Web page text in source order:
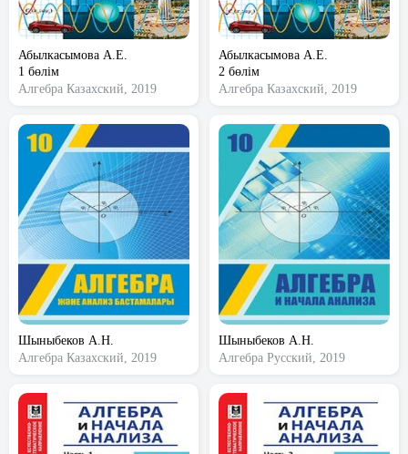
Абылкасымова А.Е.
1 бөлім
Алгебра Казахский, 2019
Абылкасымова А.Е.
2 бөлім
Алгебра Казахский, 2019
Шыныбеков А.Н.
Алгебра Казахский, 2019
Шыныбеков А.Н.
Алгебра Русский, 2019